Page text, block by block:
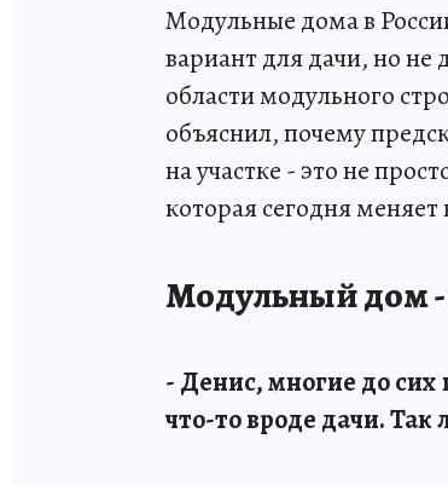
Модульные дома в
вариант для дачи, но не
области модульного
объяснил, почему
на участке - это не
которая сегодня
Модульный дом -
- Денис, многие до сих
что-то вроде дачи. Так